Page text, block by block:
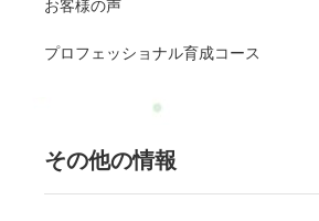
お客様の声
プロフェッショナル育成コース
その他の情報